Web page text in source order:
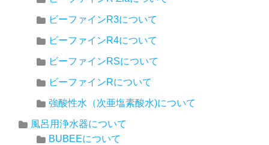
ビーファインR3について
ビーファインR4について
ビーファインRSについて
ビーファインRについて
強酸性水（次亜塩素酸水)について
風呂用浄水器について
BUBEEについて